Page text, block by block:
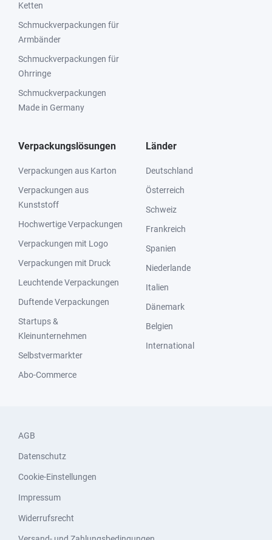
Ketten
Schmuckverpackungen für
Armbänder
Schmuckverpackungen für
Ohrringe
Schmuckverpackungen
Made in Germany
Verpackungslösungen
Verpackungen aus Karton
Verpackungen aus
Kunststoff
Hochwertige Verpackungen
Verpackungen mit Logo
Verpackungen mit Druck
Leuchtende Verpackungen
Duftende Verpackungen
Startups &
Kleinunternehmen
Selbstvermarkter
Abo-Commerce
Länder
Deutschland
Österreich
Schweiz
Frankreich
Spanien
Niederlande
Italien
Dänemark
Belgien
International
AGB
Datenschutz
Cookie-Einstellungen
Impressum
Widerrufsrecht